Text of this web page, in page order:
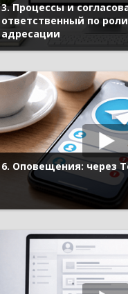
3. Процессы и
ответственный по
адресации
6. Оповещения: через